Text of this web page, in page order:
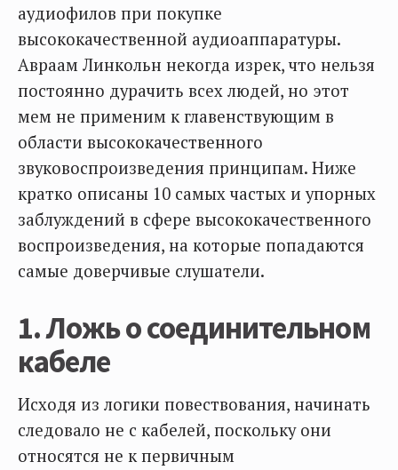
аудиофилов при покупке
высококачественной аудиоаппаратуры.
Авраам Линкольн некогда изрек, что нельзя
постоянно дурачить всех людей, но этот
мем не применим к главенствующим в
области высококачественного
звуковоспроизведения принципам. Ниже
кратко описаны 10 самых частых и упорных
заблуждений в сфере высококачественного
воспроизведения, на которые попадаются
самые доверчивые слушатели.
1. Ложь о соединительном
кабеле
Исходя из логики повествования, начинать
следовало не с кабелей, поскольку они
относятся не к первичным